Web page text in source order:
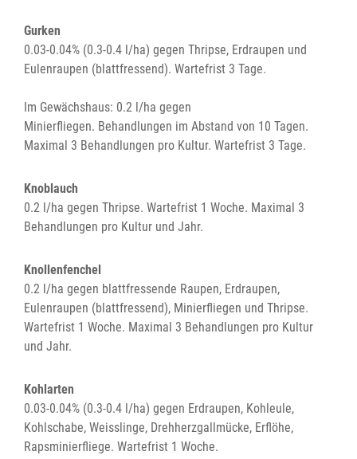
Gurken
0.03-0.04% (0.3-0.4 l/ha) gegen Thripse, Erdraupen und
Eulenraupen (blattfressend). Wartefrist 3 Tage.
Im Gewächshaus: 0.2 l/ha gegen
Minierfliegen. Behandlungen im Abstand von 10 Tagen.
Maximal 3 Behandlungen pro Kultur. Wartefrist 3 Tage.
Knoblauch
0.2 l/ha gegen Thripse. Wartefrist 1 Woche. Maximal 3
Behandlungen pro Kultur und Jahr.
Knollenfenchel
0.2 l/ha gegen blattfressende Raupen, Erdraupen,
Eulenraupen (blattfressend), Minierfliegen und Thripse.
Wartefrist 1 Woche. Maximal 3 Behandlungen pro Kultur
und Jahr.
Kohlarten
0.03-0.04% (0.3-0.4 l/ha) gegen Erdraupen, Kohleule,
Kohlschabe, Weisslinge, Drehherzgallmücke, Erflöhe,
Rapsminierfliege. Wartefrist 1 Woche.